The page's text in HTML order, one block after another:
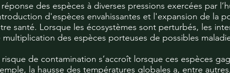
réponse des espèces à diverses pressions exercées par
d'espèces envahissantes et l'expansion de la
santé. Lorsque les écosystèmes sont perturbés, les
multiplication des espèces porteuses de possibles
risque de contamination s’accroît lorsque ces espèces
la hausse des températures globales a, entre